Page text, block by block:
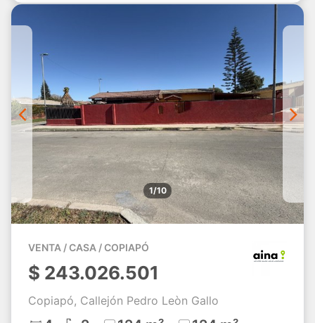
1/10
VENTA / CASA / COPIAPÓ
$ 243.026.501
Copiapó, Callejón Pedro Leòn Gallo